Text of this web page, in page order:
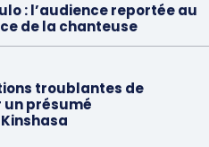
: l’audience reportée au
de la chanteuse
troublantes de
un présumé